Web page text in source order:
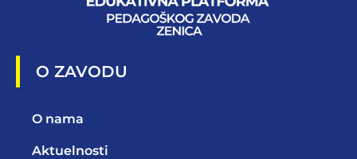
O ZAVODU
O nama
Aktuelnosti